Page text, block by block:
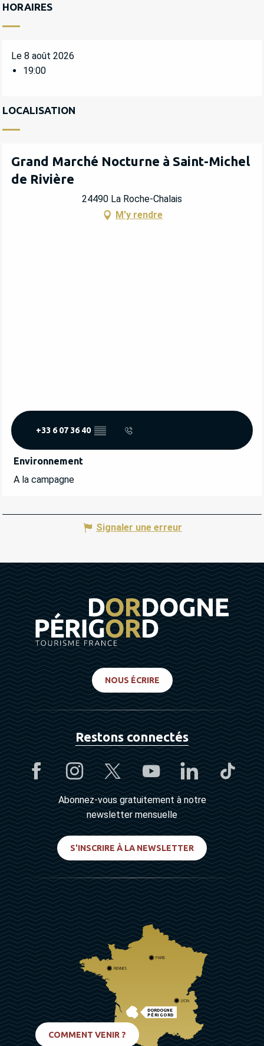
HORAIRES
Le 8 août 2026
19:00
LOCALISATION
Grand Marché Nocturne à Saint-Michel
de Rivière
24490 La Roche-Chalais
M'y rendre
+33 6 07 36 40 ▒▒
Environnement
Environnement
A la campagne
Signaler une erreur
NOUS ÉCRIRE
Restons connectés
Abonnez-vous gratuitement à notre
newsletter mensuelle
S'INSCRIRE À LA NEWSLETTER
DORDOGNE
PÉRIGORD
PARIS
RENNES
LYON
COMMENT VENIR ?